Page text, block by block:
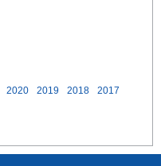
2020 2019 2018
2017